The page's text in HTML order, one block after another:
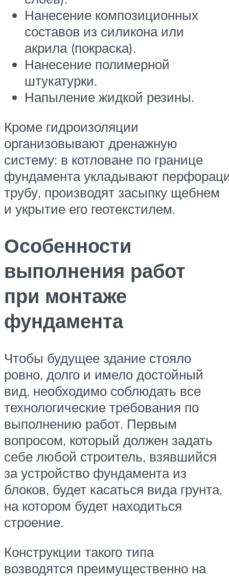
Нанесение композиционных
составов из силикона или
акрила (покраска).
Нанесение полимерной
штукатурки.
Напыление жидкой резины.
Кроме гидроизоляции
организовывают дренажную
систему: в котловане по границе
фундамента укладывают
трубу, производят засыпку щебнем
и укрытие его геотекстилем.
Особенности
выполнения работ
при монтаже
фундамента
Чтобы будущее здание стояло
ровно, долго и имело достойный
вид, необходимо соблюдать все
технологические требования по
выполнению работ. Первым
вопросом, который должен задать
себе любой строитель, взявшийся
за устройство фундамента из
блоков, будет касаться вида грунта,
на котором будет находиться
строение.
Конструкции такого типа
возводятся преимущественно на